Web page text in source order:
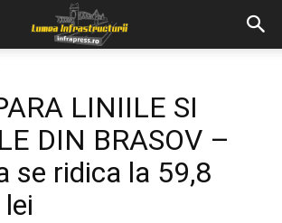
LINIILE SI
DIN BRASOV –
se ridica la 59,8